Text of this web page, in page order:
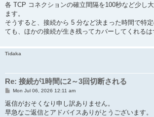
各 TCP コネクションの確立間隔を100秒など少し
ます。
そうすると、接続から 5 分など決まった時間で特
ても、ほかの接続が生き残ってカバーしてくれるは
Tidaka
Re: 接続が1時間に2～3回切断される
P
s
t
Mon Jul 06, 2026 12:11 am
返信がおそくなり申し訳ありません。
早急なご返信とアドバイスありがとうございます。